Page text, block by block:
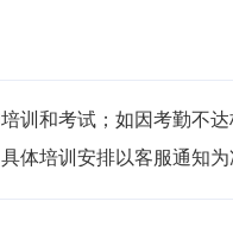
训和考试；如因考勤不
体培训安排以客服通知